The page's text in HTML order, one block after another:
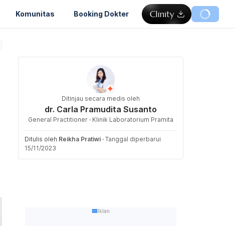
Komunitas Booking Dokter
Ditinjau secara medis oleh
dr. Carla Pramudita Susanto
General Practitioner · Klinik Laboratorium Pramita
Ditulis oleh Reikha Pratiwi · Tanggal diperbarui
15/11/2023
Iklan